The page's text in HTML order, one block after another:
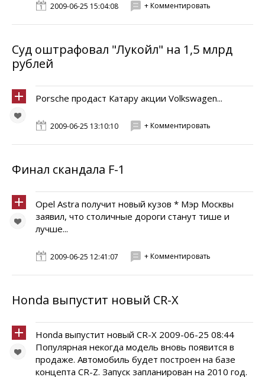
2009-06-25 15:04:08 + Комментировать
Суд оштрафовал "Лукойл" на 1,5 млрд
рублей
Porsche продаст Катару акции Volkswagen...
2009-06-25 13:10:10 + Комментировать
Финал скандала F-1
Opel Astra получит новый кузов * Мэр Москвы
заявил, что столичные дороги станут тише и
лучше...
2009-06-25 12:41:07 + Комментировать
Honda выпустит новый CR-X
Honda выпустит новый CR-X 2009-06-25 08:44
Популярная некогда модель вновь появится в
продаже. Автомобиль будет построен на базе
концепта CR-Z. Запуск запланирован на 2010 год.